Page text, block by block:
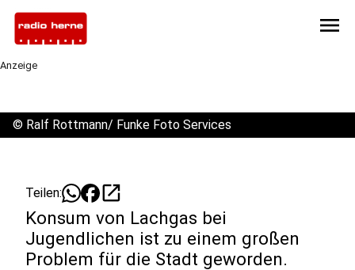
menu
Anzeige
© Ralf Rottmann/ Funke Foto Services
Teilen: open_in_new
Konsum von Lachgas bei
Jugendlichen ist zu einem großen
Problem für die Stadt geworden.